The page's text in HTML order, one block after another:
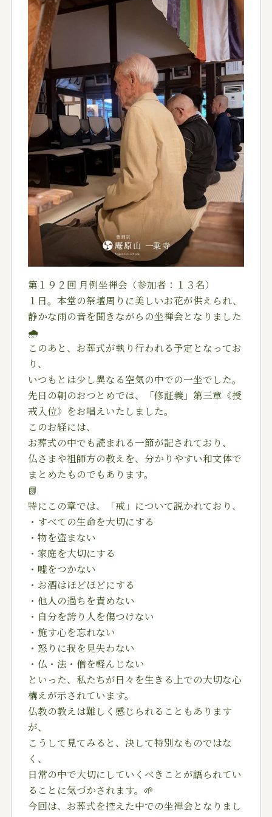
第１９２回 月例坐禅会（参加者：１３名）
１日。本堂の祭壇周りに美しいお花が供えられ、
静かな雨の音を聞きながらの坐禅会となりました
🌧️
このあと、お葬式が執り行われる予定となってお
り、
いつもとは少し異なる空気の中での一坐でした。
先日の朝のおつとめでは、「修証義」第三章《授
戒入位》をお唱えいたしました。
このお経には、
お葬式の中でも読まれる一節が記されており、
仏さまや祖師方の教えを、分かりやすい和文体で
まとめたものでもあります。
📗
特にこの章では、「戒」について説かれており、
・すべての生命を大切にする
・物を盗まない
・家庭を大切にする
・嘘をつかない
・お酒はほどほどにする
・他人の過ちを責めない
・自分を誇り人を傷つけない
・施す心を忘れない
・怒りに我を見失わない
・仏・法・僧を軽んじない
といった、私たちが日々を生きる上での大切な心
構えが示されています。
仏教の教えは難しく感じられることもあります
が、
こうして見てみると、決して特別なものではな
く、
日常の中で大切にしていくべきことが語られてい
ることに気づかされます。🌱
今回は、お葬式を控えた中での坐禅会となりまし